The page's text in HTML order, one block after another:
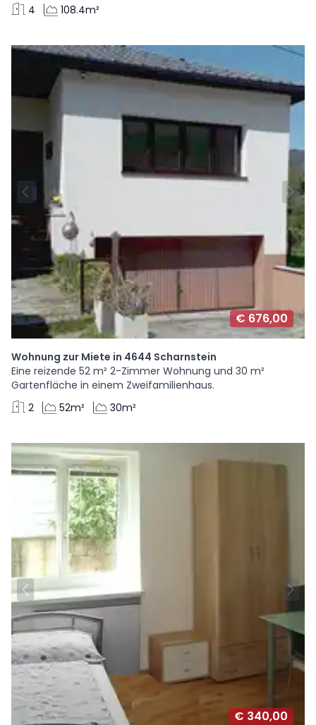
4
108.4m²
€ 676,00
Wohnung zur Miete in 4644 Scharnstein
Eine reizende 52 m² 2-Zimmer Wohnung und 30 m²
Gartenfläche in einem Zweifamilienhaus.
2
52m² 30m²
€ 340,00